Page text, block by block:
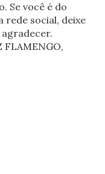
Se você é do
rede social, deixe
FLAMENGO,